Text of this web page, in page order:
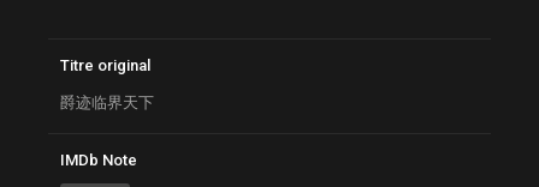
Titre original
爵迹临界天下
IMDb Note